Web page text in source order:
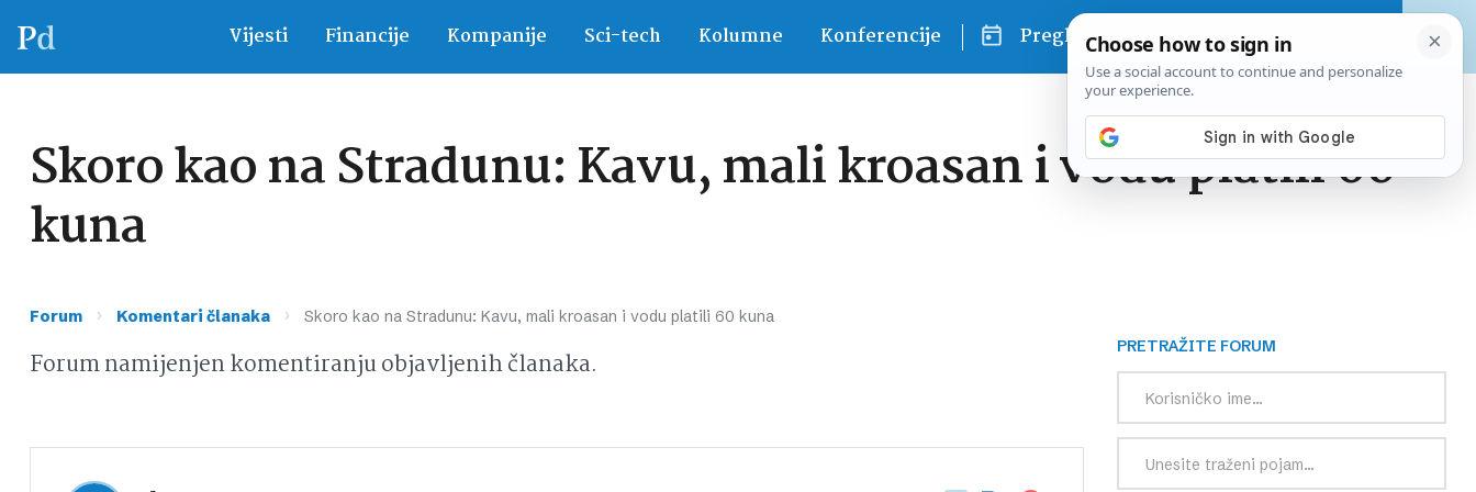
Vijesti Financije Kompanije Sci-tech Kolumne Konferencije Pregled dana
Skoro kao na Stradunu: Kavu, mali kroasan i vodu platili 60
kuna
Forum › Komentari članaka › Skoro kao na Stradunu: Kavu, mali kroasan i vodu platili 60 kuna
Forum namijenjen komentiranju objavljenih članaka.
PRETRAŽITE FORUM